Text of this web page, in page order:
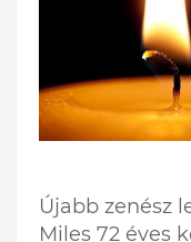
Újabb zenész
Miles 72 éves